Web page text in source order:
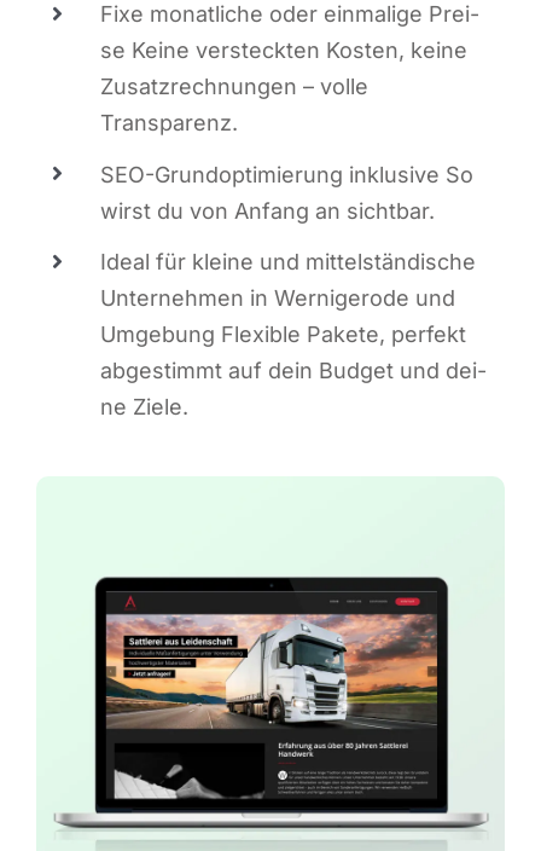
Fixe monat­li­che oder ein­ma­li­ge Prei­
se Kei­ne ver­steck­ten Kos­ten, kei­ne
Zusatz­rech­nun­gen – vol­le
Transparenz.
SEO-Grund­op­ti­mie­rung inklu­si­ve So
wirst du von Anfang an sichtbar.
Ide­al für klei­ne und mit­tel­stän­di­sche
Unter­neh­men in Wer­ni­ge­ro­de und
Umge­bung Fle­xi­ble Pake­te, per­fekt
abge­stimmt auf dein Bud­get und dei­
ne Ziele.